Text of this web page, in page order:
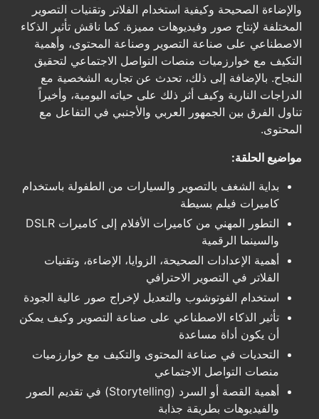
والإضاءة الصحيحة وكيفية استخدام الفلاتر وتقنيات التصوير
المختلفة لإنتاج صور وفيديوهات مميزة. كما ناقش تأثير الذكاء
الاصطناعي على صناعة التصوير وصناعة المحتوى، وأهمية
التكيف مع خوارزميات منصات التواصل الاجتماعي لتحقيق
النجاح. بالإضافة إلى ذلك، تحدث عن تجاربه الشخصية مع
الدراجات النارية وكيف أثر ذلك على حياته اليومية، وأخيراً
تناول الفرق بين الجمهور العربي والأجنبي في التفاعل مع
المحتوى.
مواضيع الحلقة:
بداية الشغف بالتصوير والسيارات من الطفولة باستخدام
كاميرات فيلم بسيطة
التطور المهني من كاميرات الأفلام إلى كاميرات DSLR
والسينما الرقمية
أهمية الإعدادات الصحيحة، الزوايا، الإضاءة، وتقنيات
الفلاتر في التصوير الاحترافي
استخدام الفوتوشوب والتعديل لإخراج صور عالية الجودة
تأثير الذكاء الاصطناعي على صناعة التصوير وكيف يمكن
أن يكون أداة مساعدة
التحديات في صناعة المحتوى والتكيف مع خوارزميات
منصات التواصل الاجتماعي
أهمية القصة أو السرد (Storytelling) في تقديم الصور
والفيديوهات بطريقة جذابة